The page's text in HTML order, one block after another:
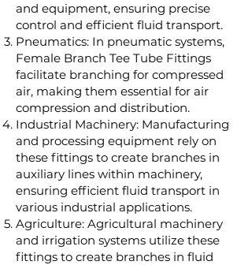
and equipment, ensuring precise
control and efficient fluid transport.
Pneumatics: In pneumatic systems,
Female Branch Tee Tube Fittings
facilitate branching for compressed
air, making them essential for air
compression and distribution.
Industrial Machinery: Manufacturing
and processing equipment rely on
these fittings to create branches in
auxiliary lines within machinery,
ensuring efficient fluid transport in
various industrial applications.
Agriculture: Agricultural machinery
and irrigation systems utilize these
fittings to create branches in fluid